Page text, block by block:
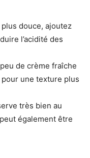
douce, ajoutez
l’acidité des
de crème fraîche
une texture plus
très bien au
également être